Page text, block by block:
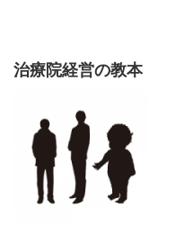
治療院経営の教本